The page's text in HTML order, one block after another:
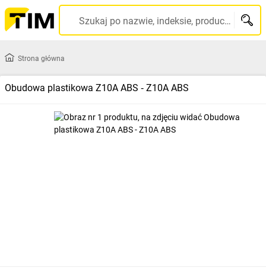
Szukaj po nazwie, indeksie, producencie, kodzie kreskowym...
Strona główna
Obudowa plastikowa Z10A ABS ‑ Z10A ABS